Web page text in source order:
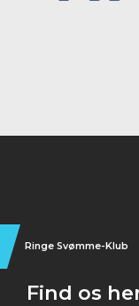
Ringe Svømme-Klub
Find os